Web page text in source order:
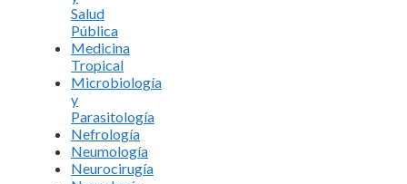
Salud
Pública
Medicina
Tropical
Microbiología
y
Parasitología
Nefrología
Neumología
Neurocirugía